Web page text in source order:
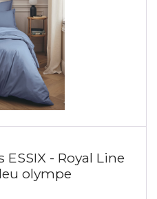
- Royal Line
olympe